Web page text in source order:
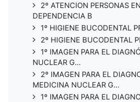
2º ATENCION PERSONAS
DEPENDENCIA B
1º HIGIENE BUCODENTAL
2º HIGIENE BUCODENTAL
1º IMAGEN PARA EL
NUCLEAR G...
2º IMAGEN PARA EL
MEDICINA NUCLEAR G...
1º IMAGEN PARA EL